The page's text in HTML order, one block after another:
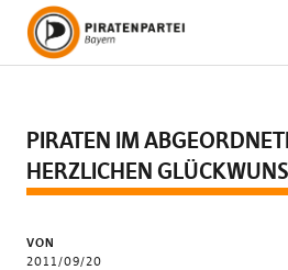
PIRATEN IM
HERZLICHEN
VON
2011/09/20